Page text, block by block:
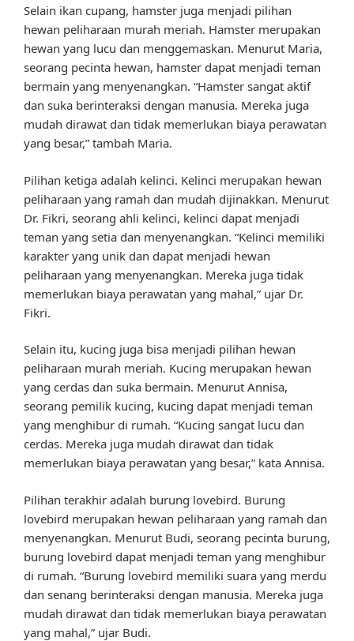
Selain ikan cupang, hamster juga menjadi pilihan
hewan peliharaan murah meriah. Hamster merupakan
hewan yang lucu dan menggemaskan. Menurut Maria,
seorang pecinta hewan, hamster dapat menjadi teman
bermain yang menyenangkan. “Hamster sangat aktif
dan suka berinteraksi dengan manusia. Mereka juga
mudah dirawat dan tidak memerlukan biaya perawatan
yang besar,” tambah Maria.
Pilihan ketiga adalah kelinci. Kelinci merupakan hewan
peliharaan yang ramah dan mudah dijinakkan. Menurut
Dr. Fikri, seorang ahli kelinci, kelinci dapat menjadi
teman yang setia dan menyenangkan. “Kelinci memiliki
karakter yang unik dan dapat menjadi hewan
peliharaan yang menyenangkan. Mereka juga tidak
memerlukan biaya perawatan yang mahal,” ujar Dr.
Fikri.
Selain itu, kucing juga bisa menjadi pilihan hewan
peliharaan murah meriah. Kucing merupakan hewan
yang cerdas dan suka bermain. Menurut Annisa,
seorang pemilik kucing, kucing dapat menjadi teman
yang menghibur di rumah. “Kucing sangat lucu dan
cerdas. Mereka juga mudah dirawat dan tidak
memerlukan biaya perawatan yang besar,” kata Annisa.
Pilihan terakhir adalah burung lovebird. Burung
lovebird merupakan hewan peliharaan yang ramah dan
menyenangkan. Menurut Budi, seorang pecinta burung,
burung lovebird dapat menjadi teman yang menghibur
di rumah. “Burung lovebird memiliki suara yang merdu
dan senang berinteraksi dengan manusia. Mereka juga
mudah dirawat dan tidak memerlukan biaya perawatan
yang mahal,” ujar Budi.